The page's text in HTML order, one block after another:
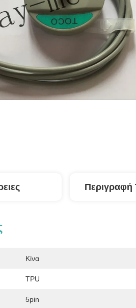
Περιγραφή
Κίνα
TPU
5pin